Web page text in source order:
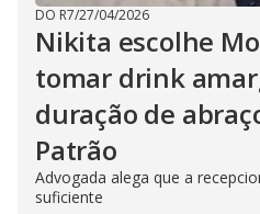
DO R7/27/04/2026
Nikita escolhe
tomar drink
duração de
Patrão
Advogada alega que a
suficiente